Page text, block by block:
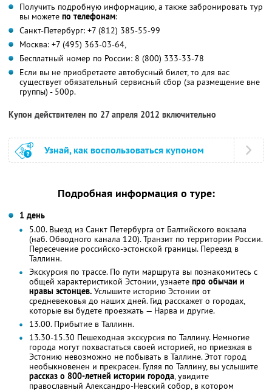
Получить подробную информацию, а также забронировать тур
вы можете по телефонам:
Санкт-Петербург: +7 (812) 385-55-99
Москва: +7 (495) 363-03-64,
Бесплатный номер по России: 8 (800) 333-33-78
Если вы не приобретаете автобусный билет, то для вас
существует обязательный сервисный сбор (за размещение вне
группы) - 500р.
Купон действителен по 27 апреля 2012 включительно
Узнай, как воспользоваться купоном
Подробная информация о туре:
1 день
5.00. Выезд из Санкт Петербурга от Балтийского вокзала
(наб. Обводного канала 120). Транзит по территории России.
Пересечение российско-эстонской границы. Переезд в
Таллинн.
Экскурсия по трассе. По пути маршрута вы познакомитесь с
общей характеристикой Эстонии, узнаете про обычаи и
нравы эстонцев. Услышите историю Эстонии от
средневековья до наших дней. Гид расскажет о городах,
которые вы будете проезжать — Нарва и другие.
13.00. Прибытие в Таллинн.
13.30-15.30 Пешеходная экскурсия по Таллину. Немногие
города могут похвастаться своей историей, но приезжая в
Эстонию невозможно не побывать в Таллине. Этот город
необыкновенен и прекрасен. Гуляя по Таллину, вы услышите
рассказ о 800-летней истории города, увидите
православный Александро-Невский собор, в котором